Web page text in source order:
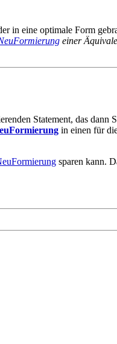
in eine optimale Form
einer
Statement, das dann
in einen für
sparen kann.